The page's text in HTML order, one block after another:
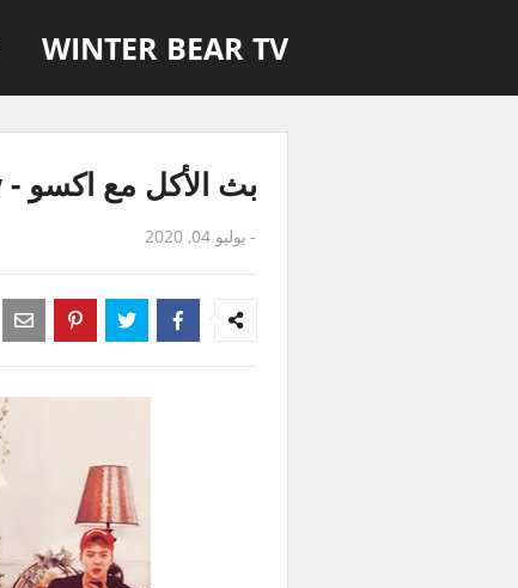
WINTER BEAR TV
بث الأكل مع اكسو - Eating Show
- يوليو 04, 2020